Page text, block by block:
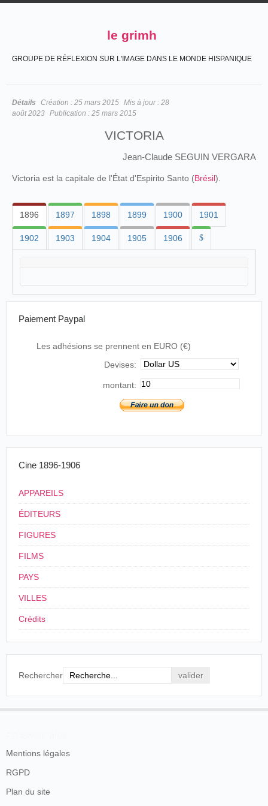
le grimh
GROUPE DE RÉFLEXION SUR L'IMAGE DANS LE MONDE HISPANIQUE
Détails Création : 25 mars 2015 Mis à jour : 28
août 2023 Publication : 25 mars 2015
VICTORIA
Jean-Claude SEGUIN VERGARA
Victoria est la capitale de l'État d'Espirito Santo (Brésil).
1896 1897 1898 1899 1900 1901
1902 1903 1904 1905 1906 $
Paiement Paypal
Les adhésions se prennent en EURO (€)
Devises:
montant:
Cine 1896-1906
APPAREILS
ÉDITEURS
FIGURES
FILMS
PAYS
VILLES
Crédits
Rechercher
Mentions légales
RGPD
Plan du site